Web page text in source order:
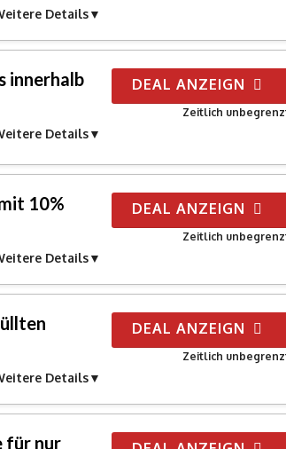
Details
innerhalb
Details
DEAL ANZEIGN
Zeitlich
10%
Details
DEAL ANZEIGN
Zeitlich
Details
DEAL ANZEIGN
Zeitlich
für nur